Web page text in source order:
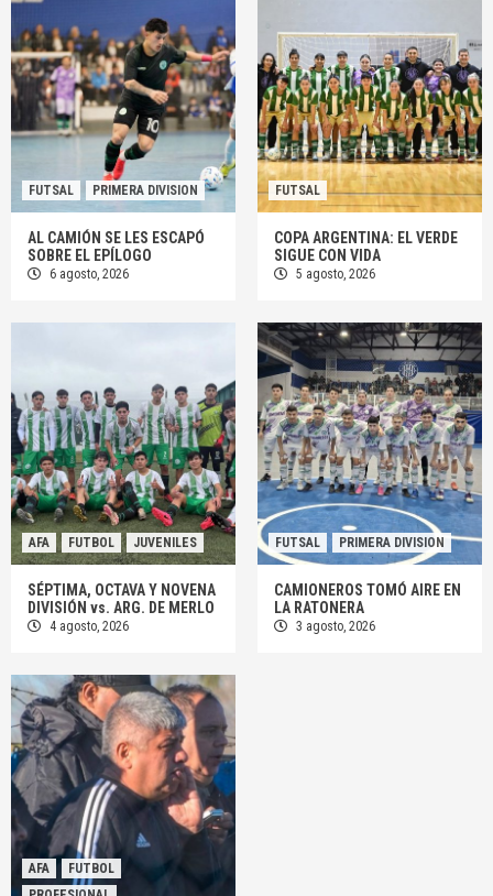
FUTSAL PRIMERA DIVISION
AL CAMIÓN SE LES ESCAPÓ
SOBRE EL EPÍLOGO
6 agosto, 2026
FUTSAL
COPA ARGENTINA: EL VERDE
SIGUE CON VIDA
5 agosto, 2026
AFA FUTBOL JUVENILES
SÉPTIMA, OCTAVA Y NOVENA
DIVISIÓN vs. ARG. DE MERLO
4 agosto, 2026
FUTSAL PRIMERA DIVISION
CAMIONEROS TOMÓ AIRE EN
LA RATONERA
3 agosto, 2026
AFA
FUTBOL